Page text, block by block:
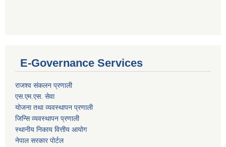
E-Governance Services
राजश्व संकलन प्रणाली
एस.एम.एस. सेवा
योजना तथा व्यवस्थापन प्रणाली
जिन्सि व्यवस्थापन प्रणाली
स्थानीय निकाय वित्तीय आयोग
नेपाल सरकार पोर्टल